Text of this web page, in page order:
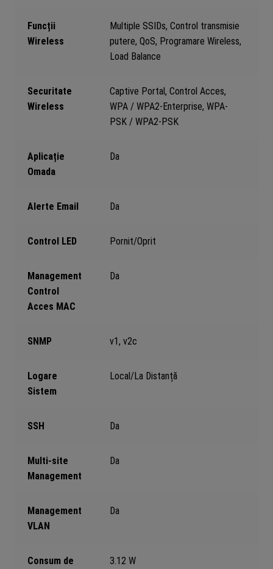
Funcții
Wireless
Multiple SSIDs, Control transmisie
putere, QoS, Programare Wireless,
Load Balance
Securitate
Wireless
Captive Portal, Control Acces,
WPA / WPA2-Enterprise, WPA-
PSK / WPA2-PSK
Aplicație
Omada
Da
Alerte Email Da
Control LED Pornit/Oprit
Management
Control
Acces MAC
Da
SNMP v1, v2c
Logare
Sistem
Local/La Distanță
SSH Da
Multi-site
Management
Da
Management
VLAN
Da
Consum de
3.12 W